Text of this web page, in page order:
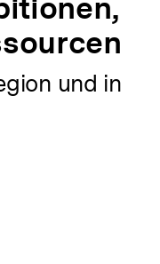
und in